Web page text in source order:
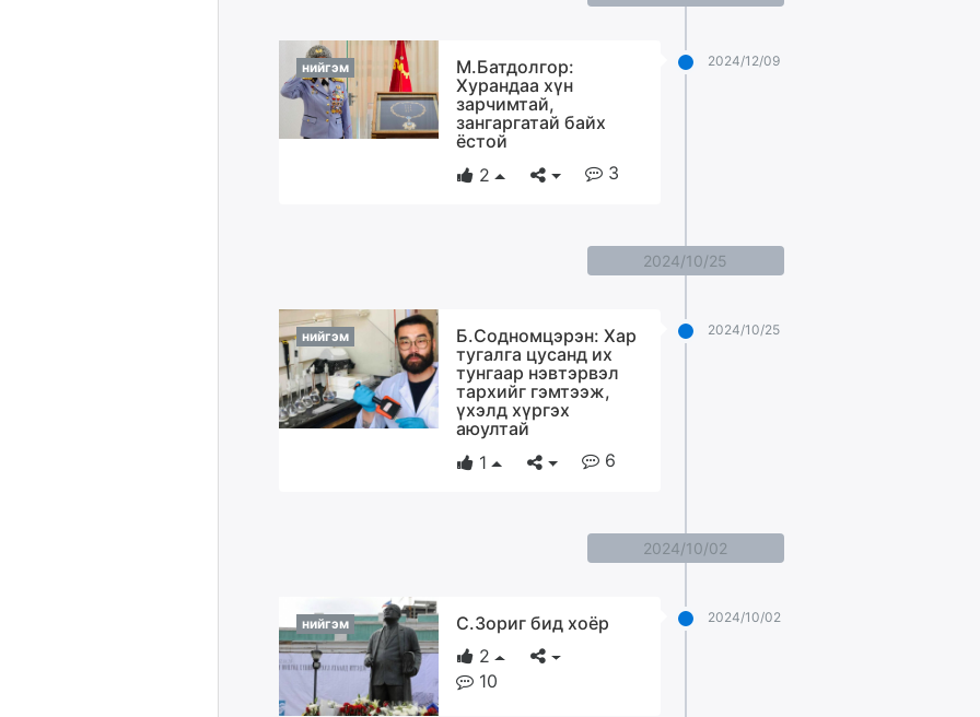
2024/12/09
нийгэм
М.Батдолгор:
Хурандаа хүн
зарчимтай,
зангаргатай байх
ёстой
2
3
2024/10/25
2024/10/25
нийгэм
Б.Содномцэрэн: Хар
тугалга цусанд их
тунгаар нэвтэрвэл
тархийг гэмтээж,
үхэлд хүргэх
аюултай
1
6
2024/10/02
2024/10/02
нийгэм
С.Зориг бид хоёр
2
10